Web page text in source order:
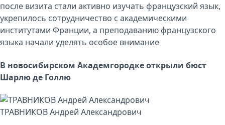
после визита стали активно изучать французский язык,
укрепилось сотрудничество с академическими
институтами Франции, а преподаванию французского
языка начали уделять особое внимание
В новосибирском Академгородке открыли бюст
Шарлю де Голлю
ТРАВНИКОВ Андрей Александрович